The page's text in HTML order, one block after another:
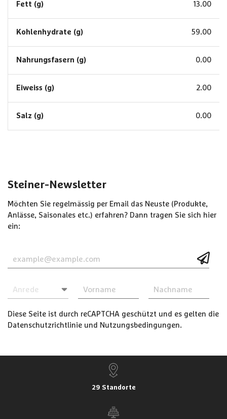
Fett (g) 13.00
Kohlenhydrate (g) 59.00
Nahrungsfasern (g) 0.00
Eiweiss (g) 2.00
Salz (g) 0.00
Steiner-Newsletter
Möchten Sie regelmässig per Email das Neuste (Produkte,
Anlässe, Saisonales etc.) erfahren? Dann tragen Sie sich hier
ein:
Diese Seite ist durch reCAPTCHA geschützt und es gelten die
Datenschutzrichtlinie und Nutzungsbedingungen.
29 Standorte